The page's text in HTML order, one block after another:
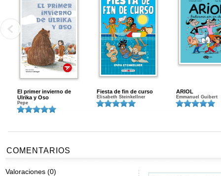
El primer invierno de
Ulrika y Oso
Pepe
Fiesta de fin de curso
Elisabeth Steinkellner
ARIOL
Emmanuel Guibert
COMENTARIOS
Valoraciones (0)